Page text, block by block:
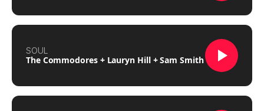
SOUL
The Commodores + Lauryn Hill + Sam Smith